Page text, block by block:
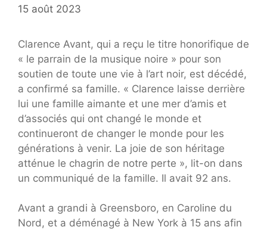
15 août 2023
Clarence Avant, qui a reçu le titre honorifique de
« le parrain de la musique noire » pour son
soutien de toute une vie à l’art noir, est décédé,
a confirmé sa famille. « Clarence laisse derrière
lui une famille aimante et une mer d’amis et
d’associés qui ont changé le monde et
continueront de changer le monde pour les
générations à venir. La joie de son héritage
atténue le chagrin de notre perte », lit-on dans
un communiqué de la famille. Il avait 92 ans.
Avant a grandi à Greensboro, en Caroline du
Nord, et a déménagé à New York à 15 ans afin